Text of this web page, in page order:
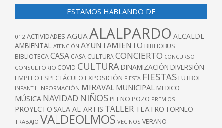
ESTAMOS HABLANDO DE
012 ACTIVIDADES AGUAALALPARDO ALCALDE
AMBIENTAL ATENCIÓN AYUNTAMIENTO BIBLIOBUS
BIBLIOTECACASA CASA CULTURACONCIERTO CONCURSO
CONSULTORIO COVID CULTURA DINAMIZACIÓN DIVERSIÓN
EMPLEO ESPECTÁCULO EXPOSICIÓN FIESTA FIESTAS FUTBOL
INFANTIL INFORMACIÓN MIRAVAL MUNICIPAL MÉDICO
MÚSICA NAVIDAD NIÑOS PLENO POZO PREMIOS
PROYECTO SALA AL-ARTIS TALLER TEATRO TORNEO
TRABAJO VALDEOLMOS VECINOS VERANO